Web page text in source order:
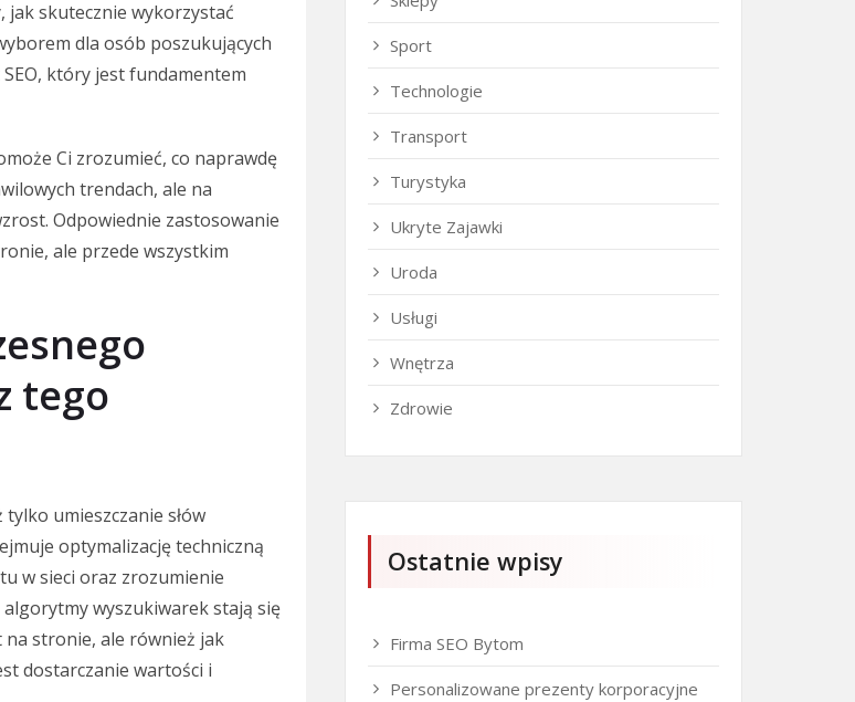
jak skutecznie wykorzystać
dla osób poszukujących
który jest fundamentem
Ci zrozumieć, co naprawdę
trendach, ale na
Odpowiednie zastosowanie
ale przede wszystkim
tego
umieszczanie słów
optymalizację techniczną
w sieci oraz zrozumienie
wyszukiwarek stają się
na stronie, ale również jak
dostarczanie wartości i
Sport
Technologie
Transport
Turystyka
Ukryte Zajawki
Uroda
Usługi
Wnętrza
Zdrowie
Ostatnie wpisy
Firma SEO Bytom
Personalizowane prezenty korporacyjne